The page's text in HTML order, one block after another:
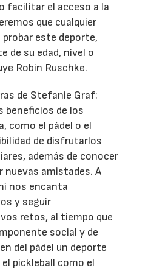
facilitar el acceso a la
que cualquier
probar este deporte,
de su edad, nivel o
Robin Ruschke.
de Stefanie Graf:
beneficios de los
como el pádel o el
de disfrutarlos
además de conocer
nuevas amistades. A
nos encanta
y seguir
retos, al tiempo que
social y de
del pádel un deporte
pickleball como el